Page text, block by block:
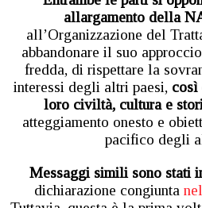
allargamento della
all’Organizzazione del
abbandonare il suo
fredda, di rispettare la
interessi degli altri paesi, così
loro civiltà, cultura e
atteggiamento onesto e
pacifico degli
Messaggi simili sono stati
dichiarazione congiunta